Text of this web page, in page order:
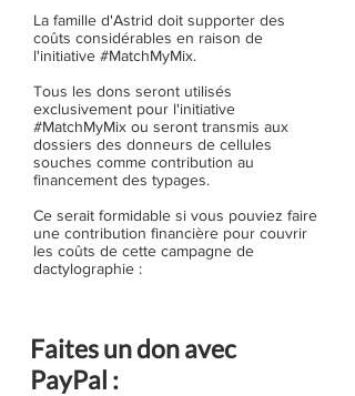
La famille d'Astrid doit supporter des
coûts considérables en raison de
l'initiative #MatchMyMix.
Tous les dons seront utilisés
exclusivement pour l'initiative
#MatchMyMix ou seront transmis aux
dossiers des donneurs de cellules
souches comme contribution au
financement des typages.
Ce serait formidable si vous pouviez faire
une contribution financière pour couvrir
les coûts de cette campagne de
dactylographie :
Faites un don avec
PayPal :